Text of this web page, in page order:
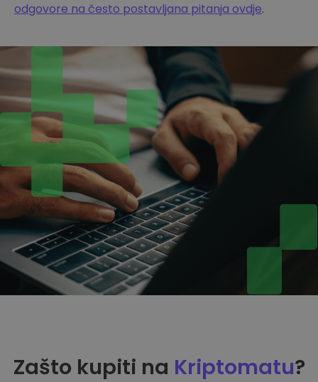
odgovore na često postavljana pitanja ovdje.
Zašto kupiti na Kriptomatu?